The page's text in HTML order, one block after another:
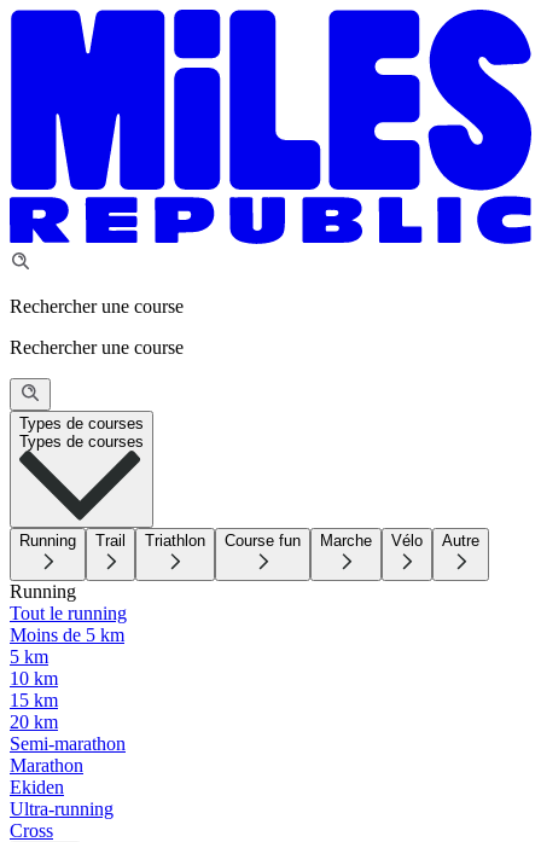
Rechercher une course
Rechercher une course
Types de courses
Types de courses
Running Trail Triathlon Course fun Marche Vélo Autre
Running
Tout le running
Moins de 5 km
5 km
10 km
15 km
20 km
Semi-marathon
Marathon
Ekiden
Ultra-running
Cross